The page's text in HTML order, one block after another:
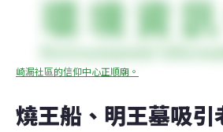
崎漏社區的信仰中心正順廟。
燒王船、明王墓吸引